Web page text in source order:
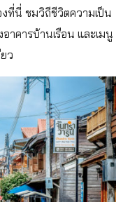
ที่นี่ ชมวิถีชีวิตความเป็น
าคารบ้านเรือน และเมนู
ว